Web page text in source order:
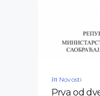
in Novosti
Prva od